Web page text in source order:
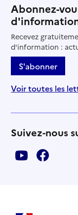
Abonnez-
Recevez
d'information :
S'abonner
Voir toutes les
Suivez-nous